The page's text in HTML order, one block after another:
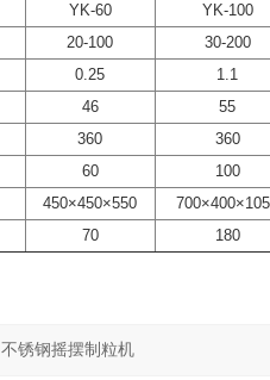
YK-60 YK-100
20-100 30-200
0.25 1.1
46 55
360 360
60 100
450×450×550
70 180